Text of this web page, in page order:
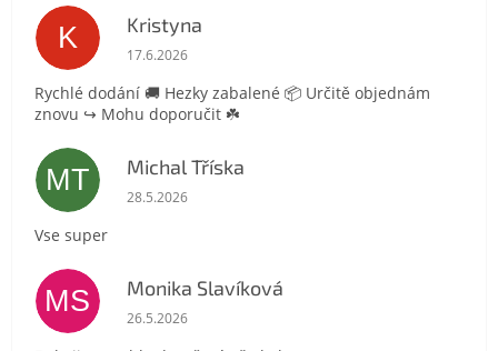
K Kristyna
Hodnocení obchodu je 5 z 5 hvězdiček.
17.6.2026
Rychlé dodání 🚚 Hezky zabalené 📦 Určitě objednám
znovu ↪️ Mohu doporučit ☘️
MT Michal Tříska
Hodnocení obchodu je 5 z 5 hvězdiček.
28.5.2026
Vse super
MS Monika Slavíková
Hodnocení obchodu je 5 z 5 hvězdiček.
26.5.2026